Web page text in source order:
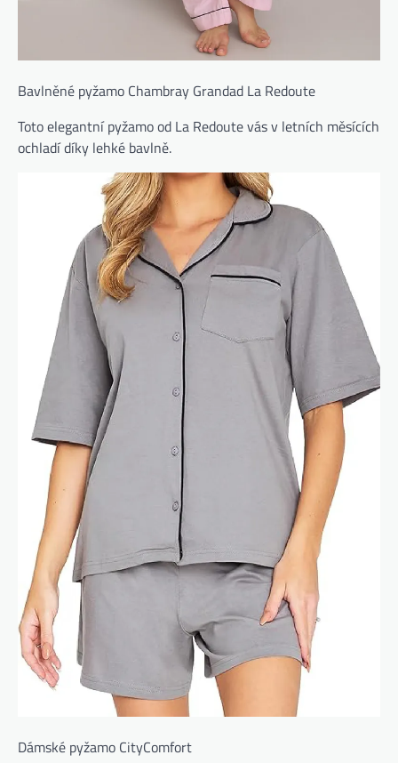
Bavlněné pyžamo Chambray Grandad La Redoute
Toto elegantní pyžamo od La Redoute vás v letních měsících
ochladí díky lehké bavlně.
Dámské pyžamo CityComfort